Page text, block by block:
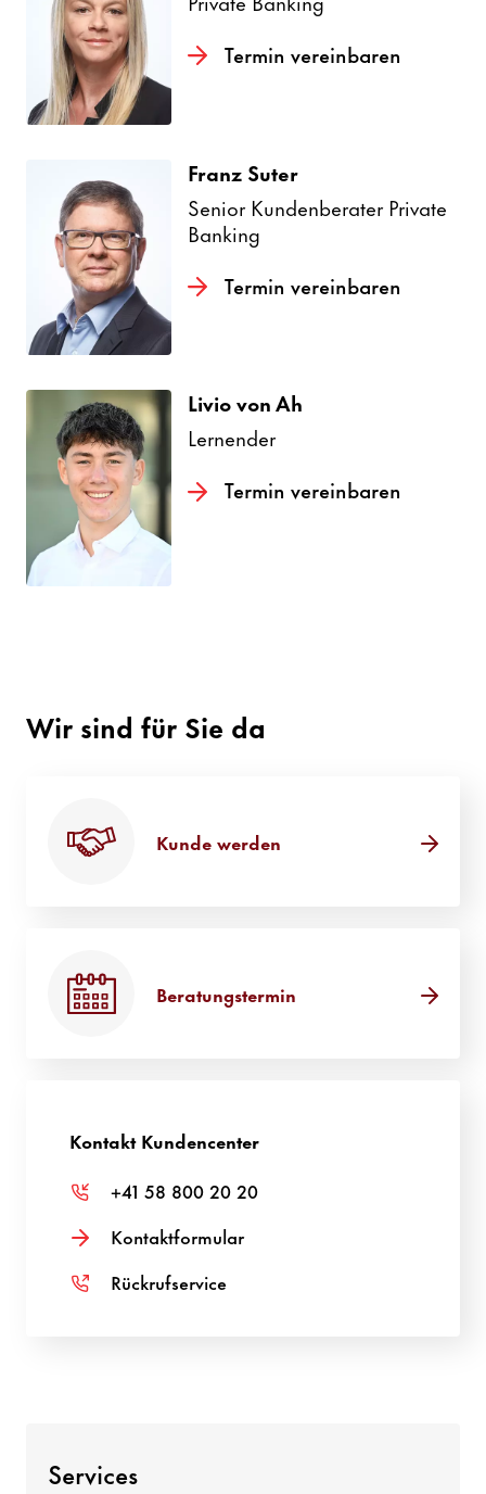
Termin verein­baren
Franz Suter
Senior Kunden­be­rater Private
Banking
Termin verein­baren
Livio von Ah
Lernender
Termin verein­baren
Wir sind für Sie da
Kunde werden
Bera­tungs­termin
Kontakt Kunden­center
+41 58 800 20 20
Kontakt­for­mular
Rück­ruf­ser­vice
Services